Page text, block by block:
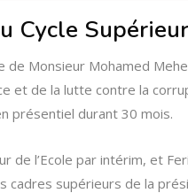
Cycle Supérieur
de Monsieur Mohamed
et de la lutte contre la
présentiel durant 30 mois.
l’Ecole par intérim, et
cadres supérieurs de la